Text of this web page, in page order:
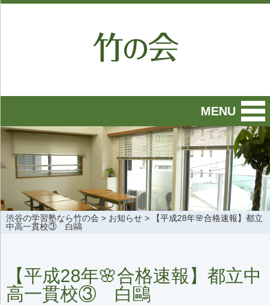
MENU
渋谷の学習塾なら竹の会 > お知らせ>
【平成28年🌸合格速報】都立
中高一貫校③ 白鷗
【平成28年🌸合格速報】都立中
高一貫校③ 白鷗